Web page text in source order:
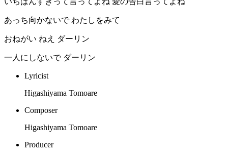
あっち向かないで わたしをみて
おねがい ねえ ダーリン
一人にしないで ダーリン
Lyricist
Higashiyama Tomoare
Composer
Higashiyama Tomoare
Producer